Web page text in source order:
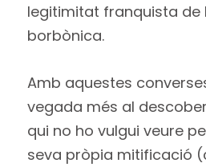
legitimitat franquista de
borbònica.
Amb aquestes
vegada més al
qui no ho vulgui veure
seva pròpia mitificació